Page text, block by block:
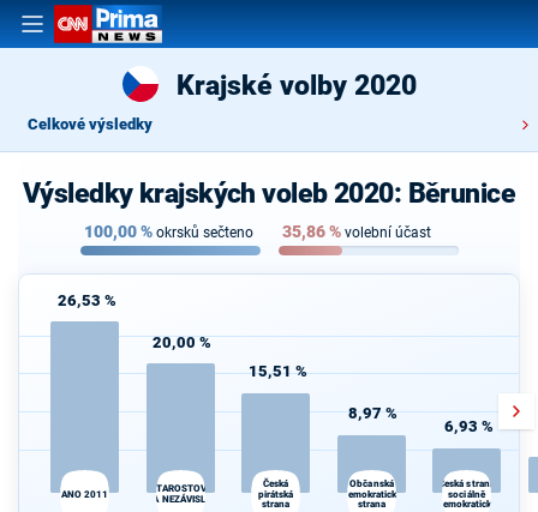
Krajské volby 2020
Celkové výsledky
Výsledky krajských voleb 2020: Běrunice
100,00% okrsků sečteno 35,86% volební účast
26,53 %
ANO 2011
20,00 %
STAROSTOVÉ
A NEZÁVISLÍ
15,51 %
Česká
pirátská
strana
8,97 %
Občanská
demokratická
strana
6,93 %
Česká strana
sociálně
demokratická